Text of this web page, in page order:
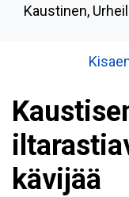
Kaustinen,
kävijää